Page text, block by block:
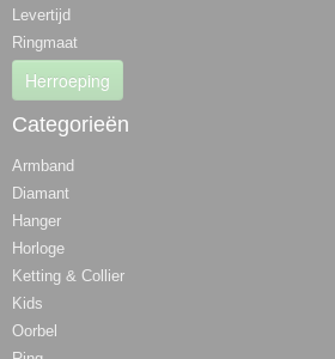
Levertijd
Ringmaat
Herroeping
Categorieën
Armband
Diamant
Hanger
Horloge
Ketting & Collier
Kids
Oorbel